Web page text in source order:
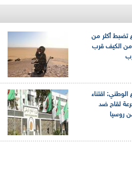
تضبط أكثر من
من الكيف قرب
الوطني: اقتناء
جرعة لقاح ضد